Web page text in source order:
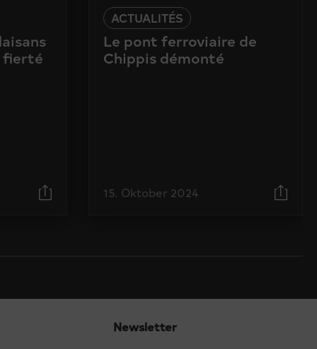
fierté
ACTUALITÉS
Le pont ferroviaire de
Chippis démonté
15. Oktober 2024
Newsletter